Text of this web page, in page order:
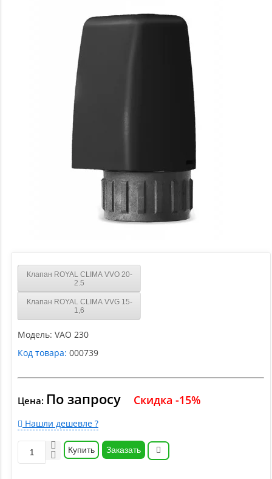
Клапан ROYAL CLIMA VVO 20-
2.5
Клапан ROYAL CLIMA VVG 15-
1,6
Модель: VAO 230
Код товара: 000739
Цена: По запросу Скидка -15%
Нашли дешевле ?
Купить Заказать